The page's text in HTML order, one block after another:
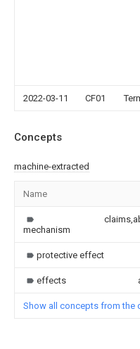
2022-03-11 CF01
Concepts
machine-extracted
Name
mechanism
protective effect
effects
Show all concepts from the